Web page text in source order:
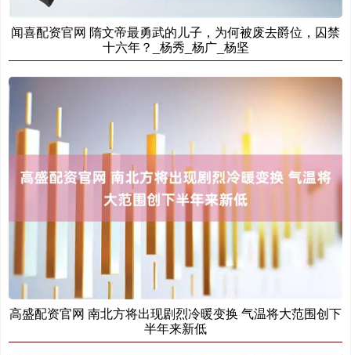
闻喜配资官网 隋文帝最勇武的儿子，为何被废去爵位，囚禁
十六年？_杨秀_杨广_杨坚
高盛配资官网 南北方将出现剧烈冷暖变换 气温将大范围创下
半年来新低